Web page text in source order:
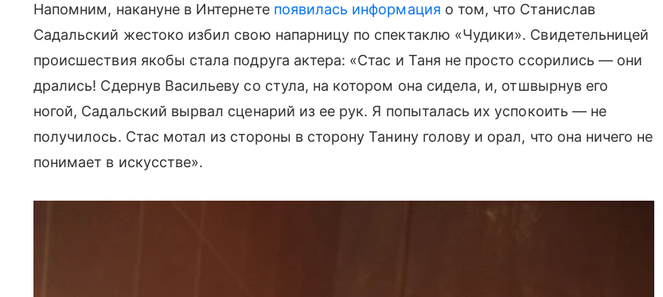
Напомним, накануне в Интернете появилась информация о том, что Станислав
Садальский жестоко избил свою напарницу по спектаклю «Чудики». Свидетельницей
происшествия якобы стала подруга актера: «Стас и Таня не просто ссорились — они
дрались! Сдернув Васильеву со стула, на котором она сидела, и, отшвырнув его
ногой, Садальский вырвал сценарий из ее рук. Я попыталась их успокоить — не
получилось. Стас мотал из стороны в сторону Танину голову и орал, что она ничего не
понимает в искусстве».